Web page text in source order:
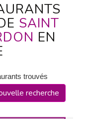
SAINT
EN
trouvés
recherche